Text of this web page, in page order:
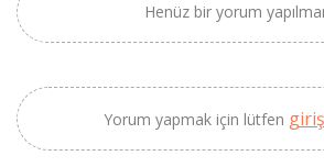
Henüz bir yorum
Yorum yapmak için lütfen